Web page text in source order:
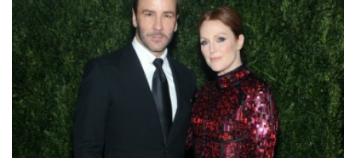
設計師受邀，登上Jimmy Kimmel的脫口秀節目，主持
人Jimmy Kimmel問了他對於即將到來的奧斯卡頒獎典
禮是否感到興奮，尤其是當有知名女星穿上他的服裝的
&#